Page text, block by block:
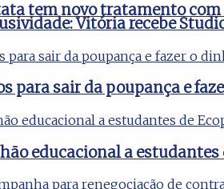
tem novo tratamento
Vitória recebe
para sair da poupança e
educacional a estudantes